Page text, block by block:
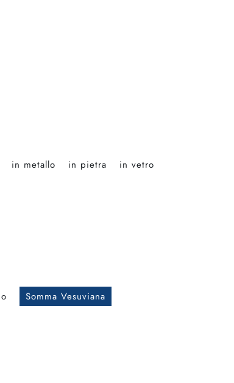
in metallo in pietra in vetro
Somma Vesuviana